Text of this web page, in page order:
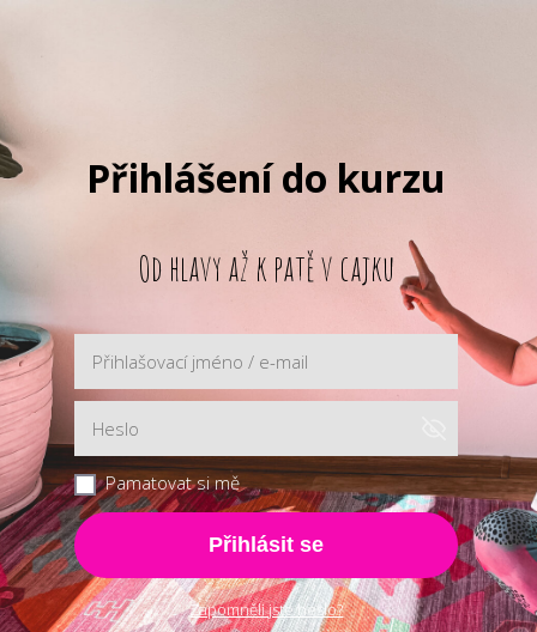
Přihlášení do kurzu
Od hlavy až k patě v cajku
Pamatovat si mě
Přihlásit se
Zapomněli jste heslo?